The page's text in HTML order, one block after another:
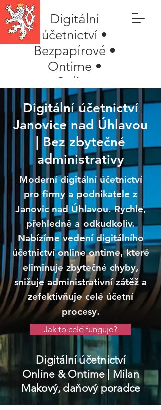
Digitální
účetnictví •
Bezpapírové •
Ontime •
Online
Digitální účetnictví
Janovice nad Úhlavou
| Bez zbytečné
administrativy
Moderní digitální účetnictví
pro firmy a podnikatele z
Janovic nad Úhlavou. Rychle,
přehledně a odkudkoliv.
Nabízíme vedení digitálního
účetnictví online ontime, které
eliminuje zbytečné chyby,
snižuje administrativní zátěž a
zefektivňuje celé účetní
procesy.
Jak to celé funguje?
Digitální účetnictví
Online & Ontime| Milan
Makový, daňový poradce